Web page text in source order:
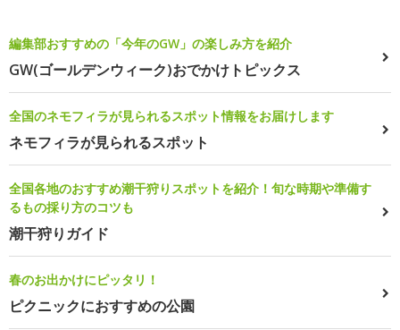
編集部おすすめの「今年のGW」の楽しみ方を紹介
GW(ゴールデンウィーク)おでかけトピックス
全国のネモフィラが見られるスポット情報をお届けします
ネモフィラが見られるスポット
全国各地のおすすめ潮干狩りスポットを紹介！旬な時期や準備す
るもの採り方のコツも
潮干狩りガイド
春のお出かけにピッタリ！
ピクニックにおすすめの公園